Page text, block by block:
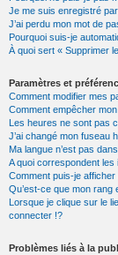
Je me suis enregistré
J’ai perdu mon mot de
Pourquoi suis-je
À quoi sert « Supprimer
Paramètres et
Comment modifier mes
Comment empêcher
Les heures ne sont pas
J’ai changé mon fuseau
Ma langue n’est pas
A quoi correspondent les
Comment puis-je
Qu’est-ce que mon rang
Lorsque je clique sur le
connecter !?
Problèmes liés à la